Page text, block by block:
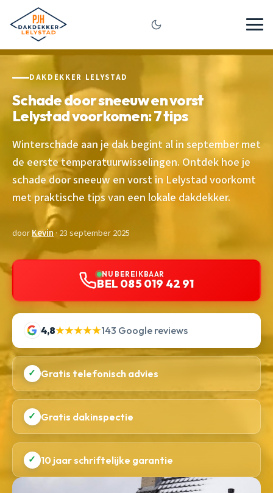
DAKDEKKER LELYSTAD
Schade door sneeuw en vorst
Lelystad voorkomen: 7 tips
Winterschade aan je dak begint al in september met
de eerste temperatuurwisselingen. Ontdek hoe je
schade door sneeuw en vorst in Lelystad voorkomt
met praktische tips van een lokale dakdekker.
doorKevin· 23 september 2025
NU BEREIKBAAR
BEL 085 019 42 91
4,8★★★★★143 Google reviews
✓ Gratis telefonisch advies
✓ Gratis dakinspectie
✓ 10 jaar schriftelijke garantie